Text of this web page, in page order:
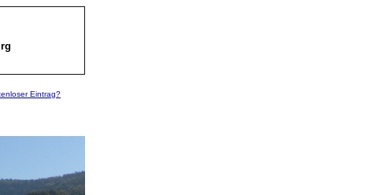
Eintrag?